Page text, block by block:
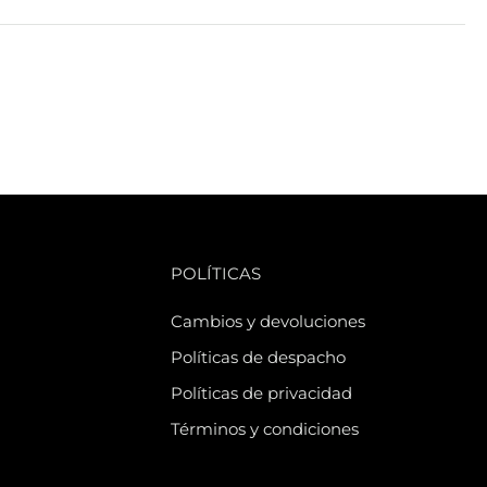
POLÍTICAS
Cambios y devoluciones
Políticas de despacho
Políticas de privacidad
Términos y condiciones